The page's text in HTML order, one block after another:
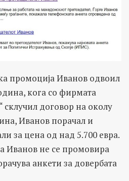
промоција Иванов одвоил
кога со фирмата
договор на околу
Иванов порачал и
за цена од над 5.700 евра.
Иванов не се промовира
анкети за довербата